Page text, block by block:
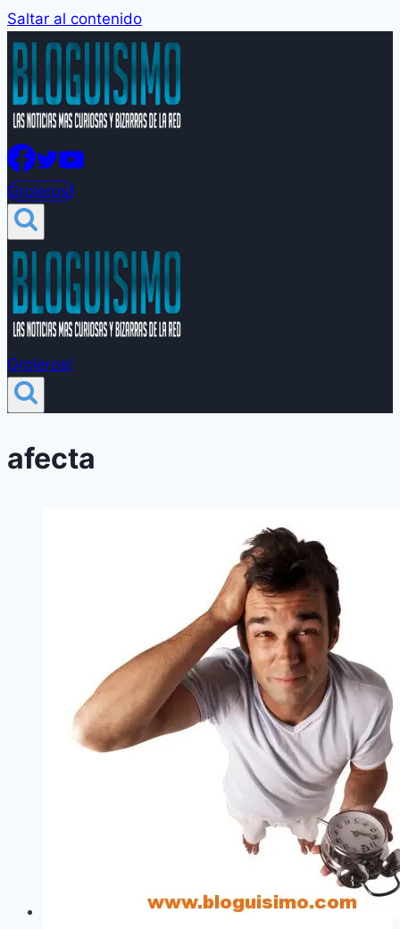
Saltar al contenido
Groleros!
Groleros!
afecta